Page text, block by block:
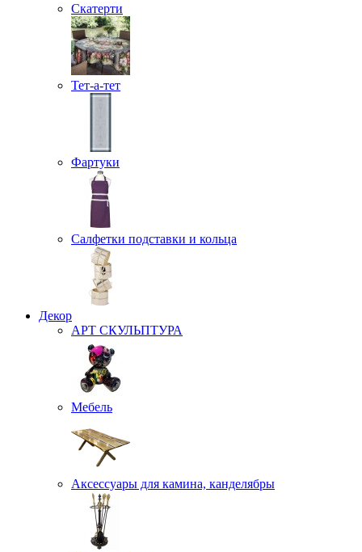
Скатерти
Тет-а-тет
Фартуки
Салфетки подставки и кольца
Декор
АРТ СКУЛЬПТУРА
Мебель
Аксессуары для камина, канделябры